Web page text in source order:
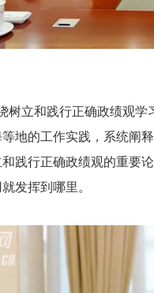
和践行正确政绩观学
的工作实践，系统阐
践行正确政绩观的重
发挥到哪里。